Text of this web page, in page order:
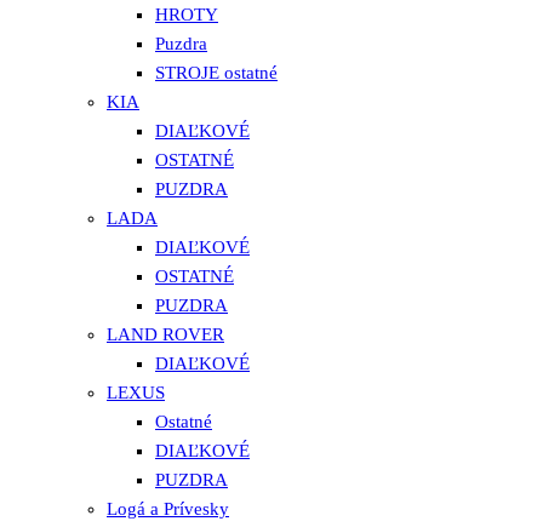
HROTY
Puzdra
STROJE ostatné
KIA
DIAĽKOVÉ
OSTATNÉ
PUZDRA
LADA
DIAĽKOVÉ
OSTATNÉ
PUZDRA
LAND ROVER
DIAĽKOVÉ
LEXUS
Ostatné
DIAĽKOVÉ
PUZDRA
Logá a Prívesky